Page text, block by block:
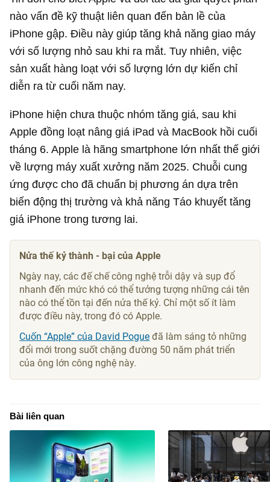
nào vấn đề kỹ thuật liên quan đến bản lề của
iPhone gập. Điều này giúp tăng khả năng giao máy
với số lượng nhỏ sau khi ra mắt. Tuy nhiên, việc
sản xuất hàng loạt với số lượng lớn dự kiến chỉ
diễn ra từ cuối năm nay.
iPhone hiện chưa thuộc nhóm tăng giá, sau khi
Apple đồng loạt nâng giá iPad và MacBook hồi cuối
tháng 6. Apple là hãng smartphone lớn nhất thế giới
về lượng máy xuất xưởng năm 2025. Chuỗi cung
ứng được cho đã chuẩn bị phương án dựa trên
biến động thị trường và khả năng Táo khuyết tăng
giá iPhone trong tương lai.
Nửa thế kỷ thành - bại của Apple
Ngày nay, các đế chế công nghệ trỗi dậy và sụp đổ
nhanh đến mức khó có thể tưởng tượng những cái tên
nào có thể tồn tại đến nửa thế kỷ. Chỉ một số ít làm
được điều này, trong đó có Apple.
Cuốn “Apple” của David Pogue đã làm sáng tỏ những
đổi mới trong suốt chặng đường 50 năm phát triển
của ông lớn công nghệ này.
Bài liên quan